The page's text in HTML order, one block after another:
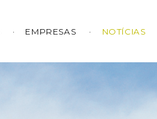
EMPRESAS NOTÍCIAS